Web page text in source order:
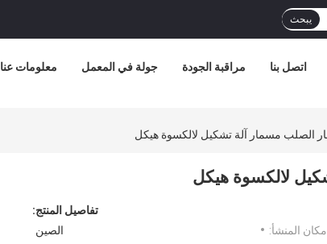
يبحث
معلومات عنا جولة في المعمل مراقبة الجودة اتصل بنا
الصلب مسمار آلة تشكيل لالكسوة هيكل
لالكسوة هيكل
تفاصيل المنتج:
مكان المنشأ:
الصين